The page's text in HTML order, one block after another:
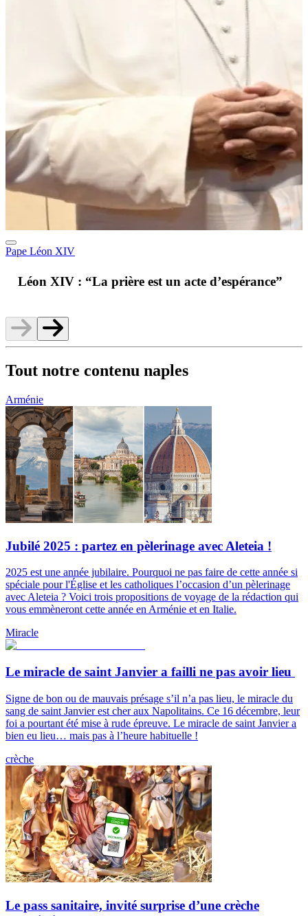
Pape Léon XIV
Léon XIV : “La prière est un acte d’espérance”
Tout notre contenu naples
Arménie
Jubilé 2025 : partez en pèlerinage avec Aleteia !
2025 est une année jubilaire. Pourquoi ne pas faire de cette année si
spéciale pour l'Église et les catholiques l’occasion d’un pèlerinage
avec Aleteia ? Voici trois propositions de voyage de la rédaction qui
vous emmèneront cette année en Arménie et en Italie.
Miracle
Le miracle de saint Janvier a failli ne pas avoir lieu
Signe de bon ou de mauvais présage s’il n’a pas lieu, le miracle du
sang de saint Janvier est cher aux Napolitains. Ce 16 décembre, leur
foi a pourtant été mise à rude épreuve. Le miracle de saint Janvier a
bien eu lieu… mais pas à l’heure habituelle !
crèche
Le pass sanitaire, invité surprise d’une crèche